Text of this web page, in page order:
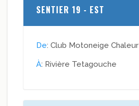
SENTIER 19 - EST
De: Club Motoneige Chaleur
À: Rivière Tetagouche